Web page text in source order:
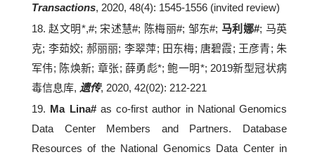
Transactions, 2020, 48(4): 1545-1556 (invited review)
18. 赵文明*,#; 宋述慧#; 陈梅丽#; 邹东#; 马利娜#; 马英
克; 李茹姣; 郝丽丽; 李翠萍; 田东梅; 唐碧霞; 王彦青; 朱
军伟; 陈焕新; 章张; 薛勇彪*; 鲍一明*; 2019新型冠状病
毒信息库, 遗传, 2020, 42(02): 212-221
19. Ma Lina#as co-first author in National Genomics
Data Center Members and Partners. Database
Resources of the National Genomics Data Center in